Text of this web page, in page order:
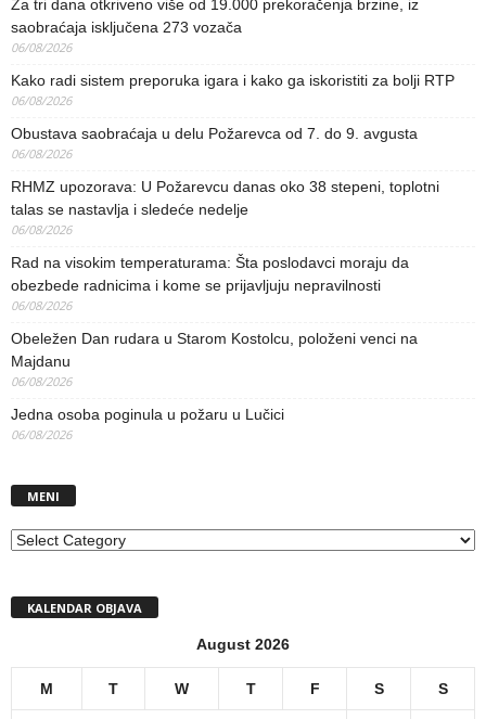
Za tri dana otkriveno više od 19.000 prekoračenja brzine, iz
saobraćaja isključena 273 vozača
06/08/2026
Kako radi sistem preporuka igara i kako ga iskoristiti za bolji RTP
06/08/2026
Obustava saobraćaja u delu Požarevca od 7. do 9. avgusta
06/08/2026
RHMZ upozorava: U Požarevcu danas oko 38 stepeni, toplotni
talas se nastavlja i sledeće nedelje
06/08/2026
Rad na visokim temperaturama: Šta poslodavci moraju da
obezbede radnicima i kome se prijavljuju nepravilnosti
06/08/2026
Obeležen Dan rudara u Starom Kostolcu, položeni venci na
Majdanu
06/08/2026
Jedna osoba poginula u požaru u Lučici
06/08/2026
MENI
MENI
KALENDAR OBJAVA
August 2026
M T W T F S S